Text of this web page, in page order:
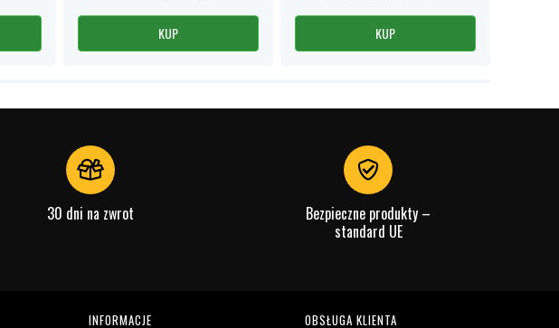
KUP KUP
30 dni na zwrot
Bezpieczne produkty –
standard UE
INFORMACJE OBSŁUGA KLIENTA